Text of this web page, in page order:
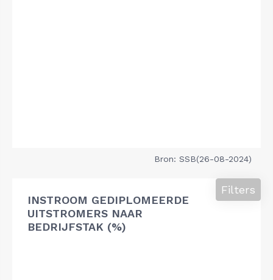
Bron: SSB(26-08-2024)
INSTROOM GEDIPLOMEERDE
UITSTROMERS NAAR
BEDRIJFSTAK (%)
Filters